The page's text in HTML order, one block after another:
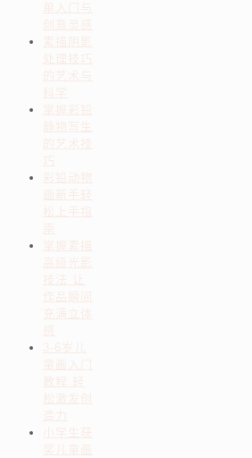
单入门与
创意灵感
素描阴影
处理技巧
的艺术与
科学
掌握彩铅
静物写生
的艺术技
巧
彩铅动物
画新手轻
松上手指
南
掌握素描
高级光影
技法 让
作品瞬间
充满立体
3-6岁儿
童画入门
教程 轻
松激发创
造力
小学生获
奖儿童画